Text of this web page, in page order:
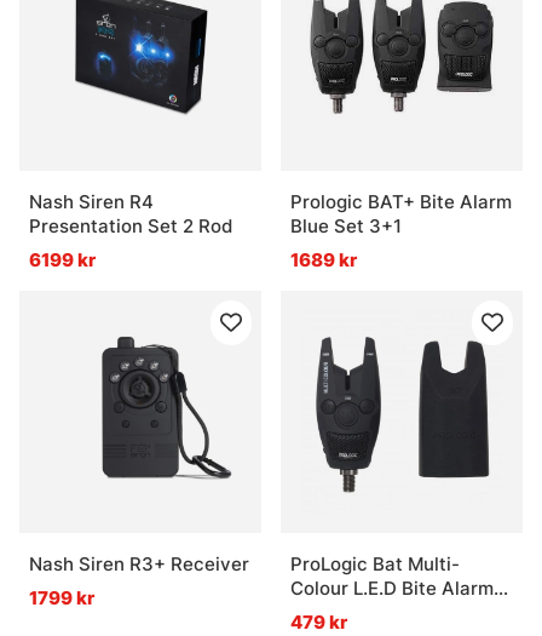
Nash Siren R4
Presentation Set 2 Rod
6199 kr
Prologic BAT+ Bite Alarm
Blue Set 3+1
1689 kr
Nash Siren R3+ Receiver
1799 kr
ProLogic Bat Multi-
Colour L.E.D Bite Alarm
W/Protective Case
479 kr